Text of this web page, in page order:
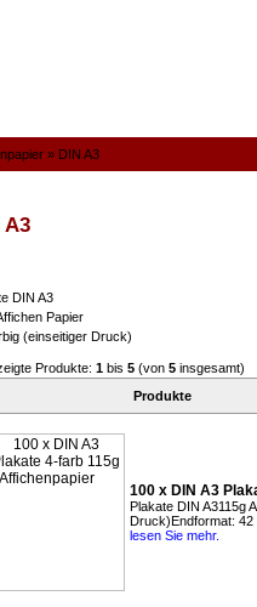
» DIN A3
A3
DIN A3
Papier
(einseitiger Druck)
Produkte: 1 bis 5 (von 5 insgesamt)
Produkte
100 x DIN A3
Plakate DIN A3115g
Druck)Endformat:
lesen Sie mehr.